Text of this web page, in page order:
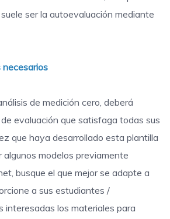
ser la autoevaluación mediante
necesarios
de medición cero, deberá
evaluación que satisfaga todas sus
que haya desarrollado esta plantilla
algunos modelos previamente
busque el que mejor se adapte a
a sus estudiantes /
interesadas los materiales para